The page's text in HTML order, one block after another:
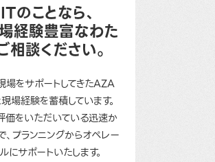
のことなら、
経験豊富なわた
相談ください。
場をサポートしてきたAZA
場経験を蓄積しています。
価をいただいている迅速か
プランニングからオペレー
にサポートいたします。